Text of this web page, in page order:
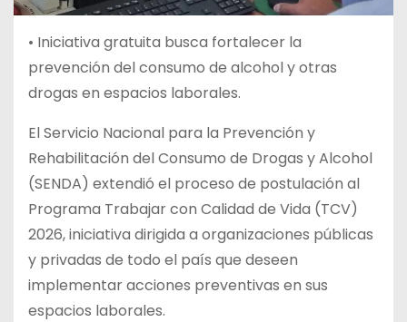
• Iniciativa gratuita busca fortalecer la
prevención del consumo de alcohol y otras
drogas en espacios laborales.
El Servicio Nacional para la Prevención y
Rehabilitación del Consumo de Drogas y Alcohol
(SENDA) extendió el proceso de postulación al
Programa Trabajar con Calidad de Vida (TCV)
2026, iniciativa dirigida a organizaciones públicas
y privadas de todo el país que deseen
implementar acciones preventivas en sus
espacios laborales.